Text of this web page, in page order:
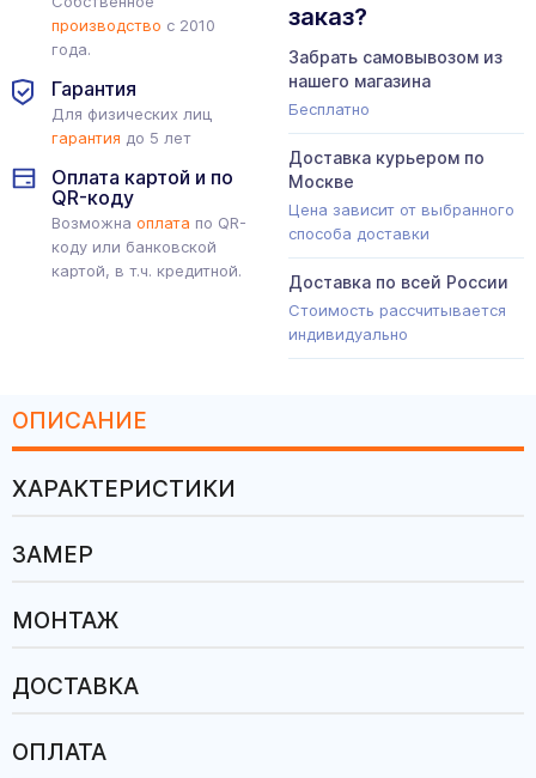
производство с 2010
года.
Гарантия
Для физических лиц
гарантия до 5 лет
Оплата картой и по
QR-коду
Возможна оплата по QR-
коду или банковской
картой, в т.ч. кредитной.
заказ?
Забрать самовывозом из
нашего магазина
Бесплатно
Доставка курьером по
Москве
Цена зависит от выбранного
способа доставки
Доставка по всей России
Стоимость рассчитывается
индивидуально
ОПИСАНИЕ
ХАРАКТЕРИСТИКИ
ЗАМЕР
МОНТАЖ
ДОСТАВКА
ОПЛАТА